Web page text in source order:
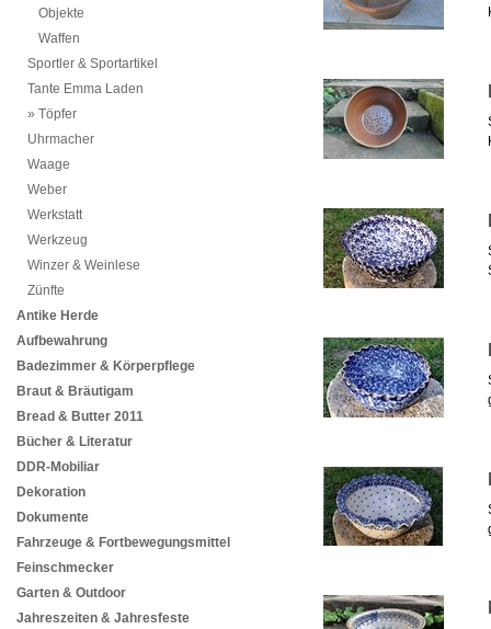
Objekte
Waffen
Sportler & Sportartikel
Tante Emma Laden
Töpfer
Uhrmacher
Waage
Weber
Werkstatt
Werkzeug
Winzer & Weinlese
Zünfte
Antike Herde
Aufbewahrung
Badezimmer & Körperpflege
Braut & Bräutigam
Bread & Butter 2011
Bücher & Literatur
DDR-Mobiliar
Dekoration
Dokumente
Fahrzeuge & Fortbewegungsmittel
Feinschmecker
Garten & Outdoor
Jahreszeiten & Jahresfeste